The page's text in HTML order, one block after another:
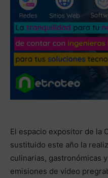
El espacio expositor de la
sustituido este año la
culinarias, gastronómicas
emisiones de vídeo